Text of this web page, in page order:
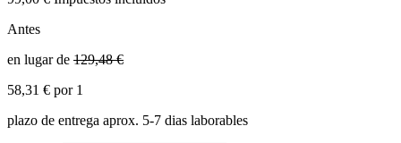
Antes
en lugar de 129,48 €
58,31 € por 1
plazo de entrega aprox. 5-7 dias laborables